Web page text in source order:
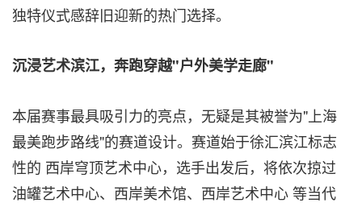
独特仪式感辞旧迎新的热门选择。
沉浸艺术滨江，奔跑穿越"户外美学走廊"
本届赛事最具吸引力的亮点，无疑是其被誉为"上海
最美跑步路线"的赛道设计。赛道始于徐汇滨江标志
性的 西岸穹顶艺术中心，选手出发后，将依次掠过
油罐艺术中心、西岸美术馆、西岸艺术中心 等当代